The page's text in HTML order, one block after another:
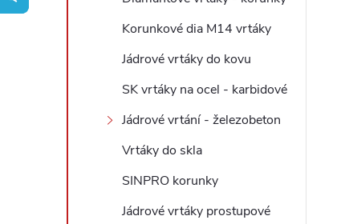
Korunkové dia M14 vrtáky
Jádrové vrtáky do kovu
SK vrtáky na ocel - karbidové
Jádrové vrtání - železobeton
Vrtáky do skla
SINPRO korunky
Jádrové vrtáky prostupové